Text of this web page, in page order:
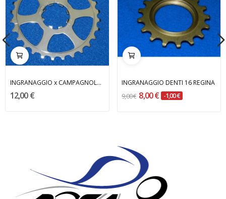
INGRANAGGIO x CAMPAGNOLO 9-10 VELOCITA' 28...
12,00 €
INGRANAGGIO DENTI 16 REGINA
9,00 € 8,00 € -1,00 €